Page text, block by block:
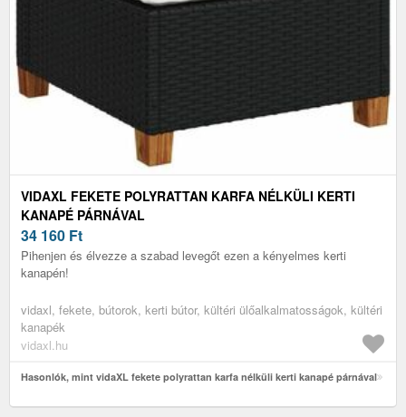
VIDAXL FEKETE POLYRATTAN KARFA NÉLKÜLI KERTI
KANAPÉ PÁRNÁVAL
34 160 Ft
Pihenjen és élvezze a szabad levegőt ezen a kényelmes kerti
kanapén!
vidaxl, fekete, bútorok, kerti bútor, kültéri ülőalkalmatosságok, kültéri
kanapék
vidaxl.hu
Hasonlók, mint vidaXL fekete polyrattan karfa nélküli kerti kanapé párnával